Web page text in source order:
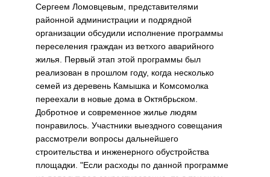
Сергеем Ломовцевым, представителями
районной администрации и подрядной
организации обсудили исполнение программы
переселения граждан из ветхого аварийного
жилья. Первый этап этой программы был
реализован в прошлом году, когда несколько
семей из деревень Камышка и Комсомолка
переехали в новые дома в Октябрьском.
Добротное и современное жилье людям
понравилось. Участники выездного совещания
рассмотрели вопросы дальнейшего
строительства и инженерного обустройства
площадки. "Если расходы по данной программе